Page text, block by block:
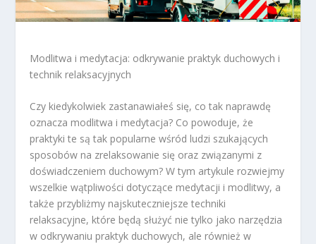
Modlitwa i medytacja: odkrywanie praktyk duchowych i
technik relaksacyjnych
Czy kiedykolwiek zastanawiałeś się, co tak naprawdę
oznacza modlitwa i medytacja? Co powoduje, że
praktyki te są tak popularne wśród ludzi szukających
sposobów na zrelaksowanie się oraz związanymi z
doświadczeniem duchowym? W tym artykule rozwiejmy
wszelkie wątpliwości dotyczące medytacji i modlitwy, a
także przybliżmy najskuteczniejsze techniki
relaksacyjne, które będą służyć nie tylko jako narzędzia
w odkrywaniu praktyk duchowych, ale również w